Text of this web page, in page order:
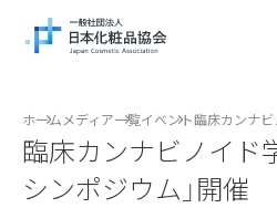
ホーム メディア一覧イベント臨床カンナビ
臨床カンナビノイド
シンポジウム」開催